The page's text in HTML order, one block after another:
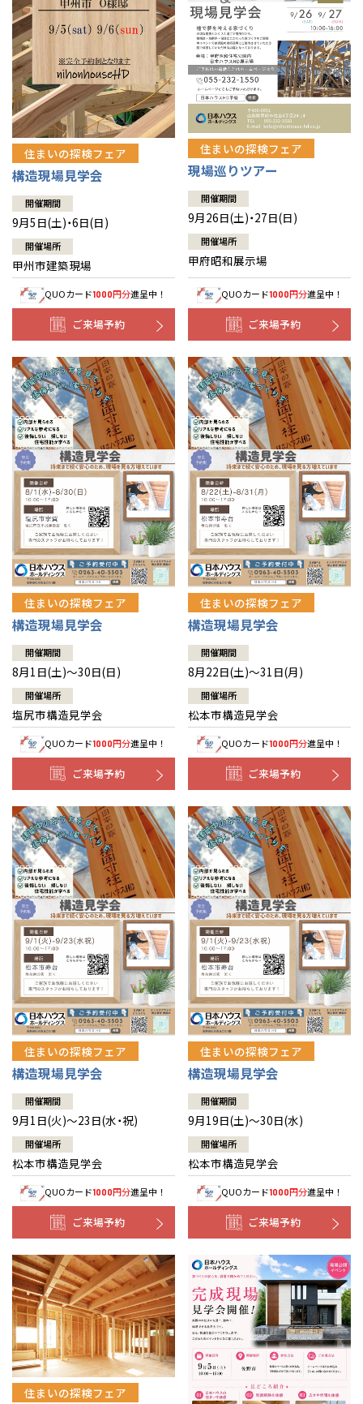
住まいの探検フェア
構造現場見学会
開催期間
9月5日(土)・6日(日)
開催場所
甲州市建築現場
QUOカード1000円分進呈中！
ご来場予約
住まいの探検フェア
現場巡りツアー
開催期間
9月26日(土)・27日(日)
開催場所
甲府昭和展示場
QUOカード1000円分進呈中！
ご来場予約
住まいの探検フェア
構造現場見学会
開催期間
8月1日(土)～30日(日)
開催場所
塩尻市構造見学会
QUOカード1000円分進呈中！
ご来場予約
住まいの探検フェア
構造現場見学会
開催期間
8月22日(土)～31日(月)
開催場所
松本市構造見学会
QUOカード1000円分進呈中！
ご来場予約
住まいの探検フェア
構造現場見学会
開催期間
9月1日(火)～23日(水・祝)
開催場所
松本市構造見学会
QUOカード1000円分進呈中！
ご来場予約
住まいの探検フェア
構造現場見学会
開催期間
9月19日(土)～30日(水)
開催場所
松本市構造見学会
QUOカード1000円分進呈中！
ご来場予約
住まいの探検フェア